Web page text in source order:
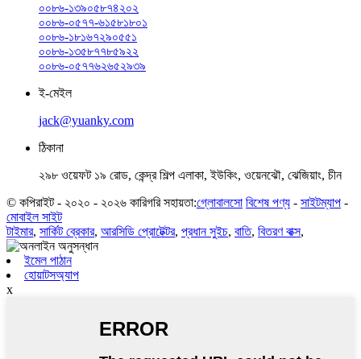
০০৮৬-১৩৯০৫৮৭৪২০২
০০৮৬-০৫৭৭-৬১৫৮১৮০১
০০৮৬-১৮১৬৭২৯০৫৫১
০০৮৬-১৩৫৮৭৭৮৫৯২২
০০৮৬-০৫৭৭৬২৬৫২৯৩৯
ই-মেইল
jack@yuanky.com
ঠিকানা
২৯৮ ওয়েফট ১৯ রোড, কেন্দ্র শিল্প এলাকা, ইউকিং, ওয়েনঝৌ, ঝেজিয়াং, চীন
© কপিরাইট - ২০২০ - ২০২৬ কারিগরি সহায়তা:গ্লোবালসো বিশেষ পণ্য - সাইটম্যাপ -
মোবাইল সাইট
টাইমার, সার্কিট ব্রেকার, আরসিডি প্রোটেক্টর, প্রধান সুইচ, বাতি, বিতরণ বাক্স,
ইমেল পাঠান
হোয়াটসঅ্যাপ
x